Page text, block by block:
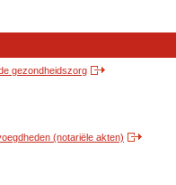
gezondheidszorg
(notariële akten)